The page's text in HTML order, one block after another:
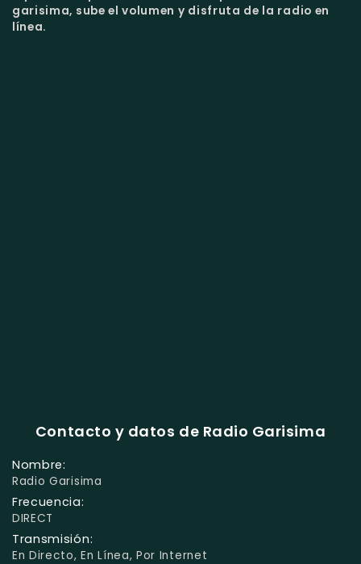
garisima, sube el volumen y disfruta de la radio en
línea.
Contacto y datos de Radio Garisima
Nombre:
Radio Garisima
Frecuencia:
DIRECT
Transmisión:
En Directo, En Línea, Por Internet